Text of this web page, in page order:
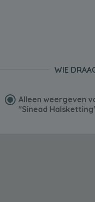
WIE
Alleen weergeven
"Sinead